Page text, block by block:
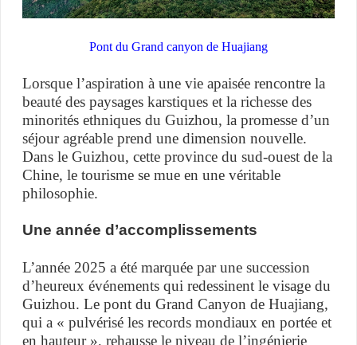
Pont du Grand canyon de Huajiang
Lorsque l’aspiration à une vie apaisée rencontre la
beauté des paysages karstiques et la richesse des
minorités ethniques du Guizhou, la promesse d’un
séjour agréable prend une dimension nouvelle.
Dans le Guizhou, cette province du sud-ouest de la
Chine, le tourisme se mue en une véritable
philosophie.
Une année d’accomplissements
L’année 2025 a été marquée par une succession
d’heureux événements qui redessinent le visage du
Guizhou. Le pont du Grand Canyon de Huajiang,
qui a « pulvérisé les records mondiaux en portée et
en hauteur », rehausse le niveau de l’ingénierie